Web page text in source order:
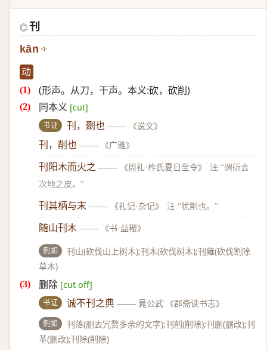
◎ 刊
kān
动
(形声。从刀，干声。本义:砍，砍削)
同本义 [cut]
书证 刊，剟也 —— 《说文》
刊，削也 —— 《广雅》
刊阳木而火之 —— 《周礼·柞氏夏日至令》
注:“谓斫去
次地之皮。”
刊其柄与末 —— 《礼记·杂记》 注:“犹削也。”
随山刊木 —— 《书·益稷》
例如
刊山(砍伐山上树木);刊木(砍伐树木);刊薙(砍伐割除
草木)
删除 [cut off]
书证 诚不刊之典 —— 晁公武 《郡斋读书志》
例如
刊落(删去冗赘多余的文字);刊削(削除);刊删(删改);刊
革(删改);刊除(削除)